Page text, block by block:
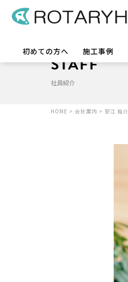
初めての方へ
施工事例
STAFF
社員紹介
HOME > 会社案内 > 安江 裕介